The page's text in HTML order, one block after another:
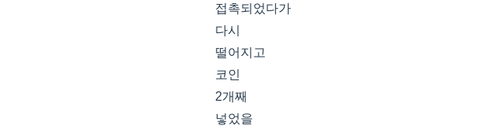
접촉되었다가
다시
떨어지고
코인
2개째
넣었을